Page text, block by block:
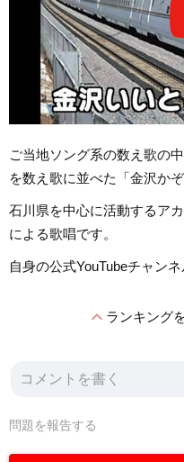
ご当地ソング系の数え歌の
を数え歌に並べた「金沢か
石川県を中心に活動するア
による歌唱です。
自身の公式YouTubeチャンネ
expand_lessランキング
問題を報告する